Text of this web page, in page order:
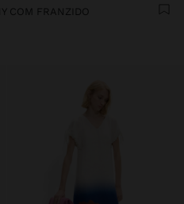
COM FRANZIDO